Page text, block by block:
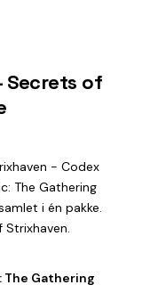
Secrets of
- Codex
The Gathering
i én pakke.
The Gathering